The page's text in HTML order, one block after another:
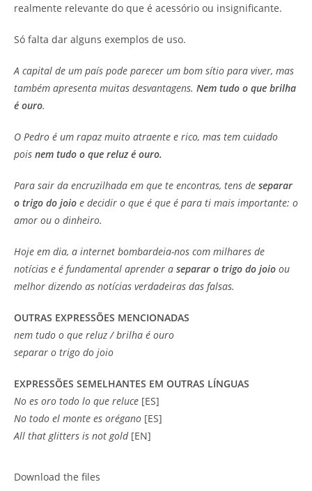
realmente relevante do que é acessório ou insignificante.
Só falta dar alguns exemplos de uso.
A capital de um país pode parecer um bom sítio para viver, mas
também apresenta muitas desvantagens. Nem tudo o que brilha
é ouro.
O Pedro é um rapaz muito atraente e rico, mas tem cuidado
pois nem tudo o que reluz é ouro.
Para sair da encruzilhada em que te encontras, tens de separar
o trigo do joio e decidir o que é que é para ti mais importante: o
amor ou o dinheiro.
Hoje em dia, a internet bombardeia-nos com milhares de
notícias e é fundamental aprender a separar o trigo do joio ou
melhor dizendo as notícias verdadeiras das falsas.
OUTRAS EXPRESSÕES MENCIONADAS
nem tudo o que reluz / brilha é ouro
separar o trigo do joio
EXPRESSÕES SEMELHANTES EM OUTRAS LÍNGUAS
No es oro todo lo que reluce [ES]
No todo el monte es orégano [ES]
All that glitters is not gold[EN]
Download the files